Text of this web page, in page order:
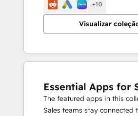
Visualizar
+10
Essential Apps for
The featured apps in this
Sales teams stay connected